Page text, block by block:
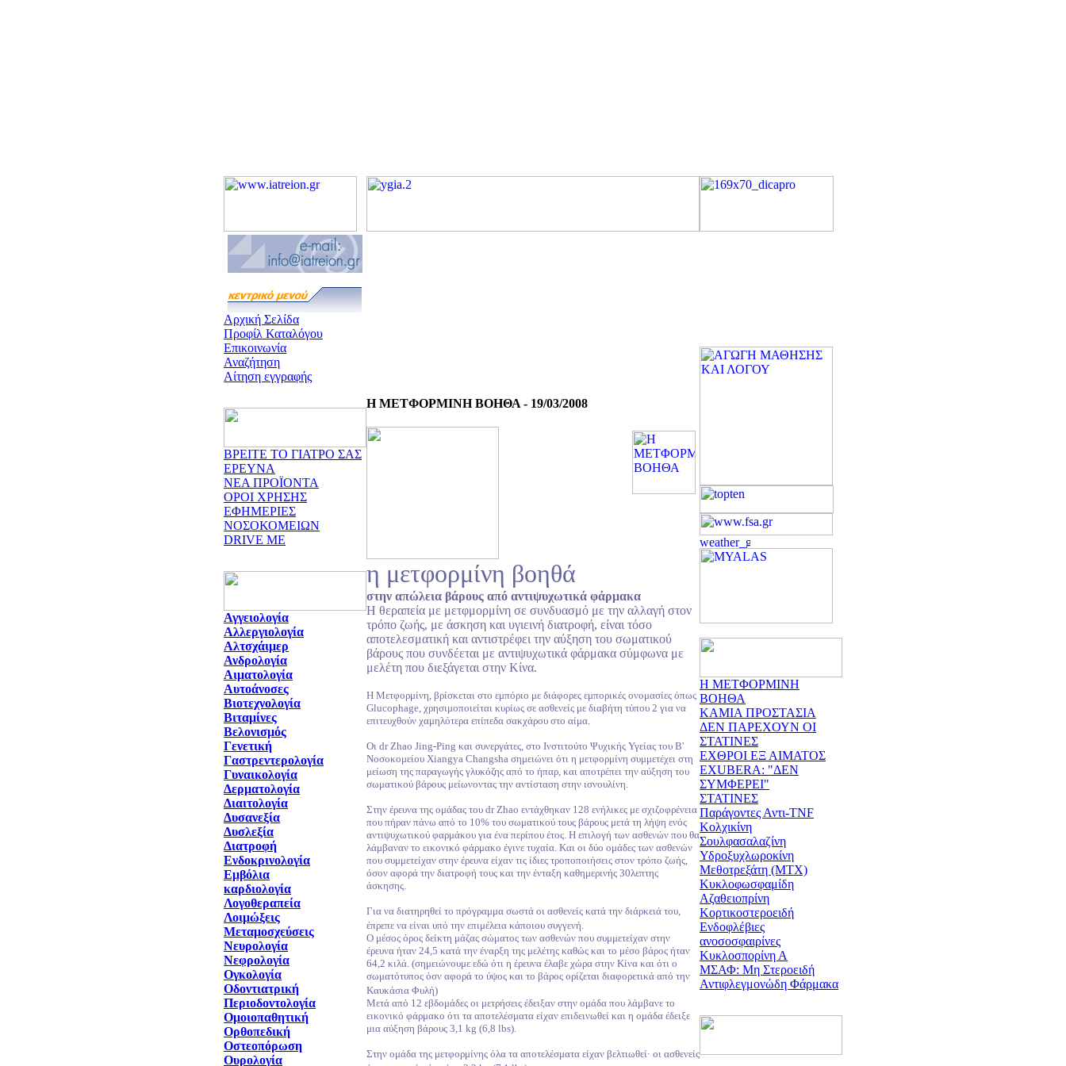
Αρχική Σελίδα
Προφίλ Καταλόγου
Επικοινωνία
Αναζήτηση
Αίτηση εγγραφής
ΒΡΕΙΤΕ ΤΟ ΓΙΑΤΡΟ ΣΑΣ
ΕΡΕΥΝΑ
ΝΕΑ ΠΡΟΪΟΝΤΑ
ΟΡΟΙ ΧΡΗΣΗΣ
ΕΦΗΜΕΡΙΕΣ
ΝΟΣΟΚΟΜΕΙΩΝ
DRIVE ME
Αγγειολογία
Αλλεργιολογία
Αλτσχάιμερ
Ανδρολογία
Αιματολογία
Αυτοάνοσες
Βιοτεχνολογία
Βιταμίνες
Βελονισμός
Γενετική
Γαστρεντερολογία
Γυναικολογία
Δερματολογία
Διαιτολογία
Δυσανεξία
Δυσλεξία
Διατροφή
Ενδοκρινολογία
Εμβόλια
καρδιολογία
Λογοθεραπεία
Λοιμώξεις
Μεταμοσχεύσεις
Νευρολογία
Νεφρολογία
Ογκολογία
Οδοντιατρική
Περιοδοντολογία
Ομοιοπαθητική
Ορθοπεδική
Οστεοπόρωση
Ουρολογία
Η ΜΕΤΦΟΡΜΙΝΗ ΒΟΗΘΑ - 19/03/2008
η μετφορμίνη βοηθά
στην απώλεια βάρους από αντιψυχωτικά φάρμακα
Η θεραπεία με μετφμορμίνη σε συνδυασμό με την αλλαγή στον
τρόπο ζωής, με άσκηση και υγιεινή διατροφή, είναι τόσο
αποτελεσματική και αντιστρέφει την αύξηση του σωματικού
βάρους που συνδέεται με αντιψυχωτικά φάρμακα σύμφωνα με
μελέτη που διεξάγεται στην Κίνα.
Η Μετφορμίνη, βρίσκεται στο εμπόριο με διάφορες εμπορικές ονομασίες όπως
Glucophage, χρησιμοποιείται κυρίως σε ασθενείς με διαβήτη τύπου 2 για να
επιτευχθούν χαμηλότερα επίπεδα σακχάρου στο αίμα.
Οι dr Zhao Jing-Ping και συνεργάτες, στο Ινστιτούτο Ψυχικής Υγείας του Β'
Νοσοκομείου Xiangya Changsha σημειώνει ότι η μετφορμίνη συμμετέχει στη
μείωση της παραγωγής γλυκόζης από το ήπαρ, και αποτρέπει την αύξηση του
σωματικού βάρους μείωνοντας την αντίσταση στην ισνουλίνη.
Στην έρευνα της ομάδας του dr Zhao εντάχθηκαν 128 ενήλικες με σχιζοφρένεια
που πήραν πάνω από το 10% του σωματικού τους βάρους μετά τη λήψη ενός
αντιψυχωτικού φαρμάκου για ένα περίπου έτος. Η επιλογή των ασθενών που θα
λάμβαναν το εικονικό φάρμακο έγινε τυχαία. Και οι δύο ομάδες των ασθενών
που συμμετείχαν στην έρευνα είχαν τις ίδιες τροποποιήσεις στον τρόπο ζωής,
όσον αφορά την διατροφή τους και την ένταξη καθημερινής 30λεπτης
άσκησης.
Για να διατηρηθεί το πρόγραμμα σωστά οι ασθενείς κατά την διάρκειά του,
έπρεπε να είναι υπό την επιμέλεια κάποιου συγγενή.
Ο μέσος όρος δείκτη μάζας σώματος των ασθενών που συμμετείχαν στην
έρευνα ήταν 24,5 κατά την έναρξη της μελέτης καθώς και το μέσο βάρος ήταν
64,2 κιλά. (σημειώνουμε εδώ ότι η έρευνα έλαβε χώρα στην Κίνα και ότι ο
σωματότυπος όσν αφορά το ύψος και το βάρος ορίζεται διαφορετικά από την
Καυκάσια Φυλή)
Μετά από 12 εβδομάδες οι μετρήσεις έδειξαν στην ομάδα που λάμβανε το
εικονικό φάρμακο ότι τα αποτελέσματα είχαν επιδεινωθεί και η ομάδα έδειξε
μια αύξηση βάρους 3,1 kg (6,8 lbs).
Στην ομάδα της μετφορμίνης όλα τα αποτελέσματα είχαν βελτιωθεί· οι ασθενείς
Η ΜΕΤΦΟΡΜΙΝΗ
ΒΟΗΘΑ
ΚΑΜΙΑ ΠΡΟΣΤΑΣΙΑ
ΔΕΝ ΠΑΡΕΧΟΥΝ ΟΙ
ΣΤΑΤΙΝΕΣ
ΕΧΘΡΟΙ ΕΞ ΑΙΜΑΤΟΣ
EXUBERA: "ΔΕΝ
ΣΥΜΦΕΡΕΙ"
ΣΤΑΤΙΝΕΣ
Παράγοντες Αντι-TNF
Κολχικίνη
Σουλφασαλαζίνη
Υδροξυχλωροκίνη
Μεθοτρεξάτη (ΜΤΧ)
Κυκλοφωσφαμίδη
Αζαθειοπρίνη
Κορτικοστεροειδή
Ενδοφλέβιες
ανοσοσφαιρίνες
Κυκλοσπορίνη Α
ΜΣΑΦ: Μη Στεροειδή
Αντιφλεγμονώδη Φάρμακα